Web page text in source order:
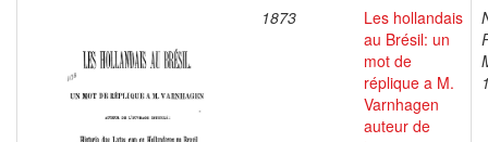
1873
Les hollandais
au Brésil: un
mot de
réplique a M.
Varnhagen
auteur de